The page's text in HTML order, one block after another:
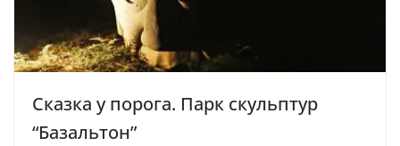
Сказка у порога. Парк скульптур
“Базальтон”